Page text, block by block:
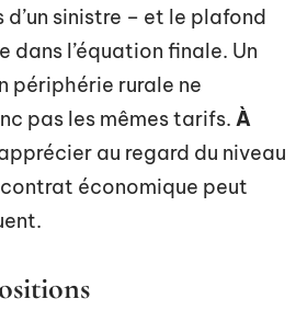
sinistre – et le plafond
dans l’équation finale. Un
périphérie rurale ne
pas les mêmes tarifs. À
au regard du niveau
économique peut